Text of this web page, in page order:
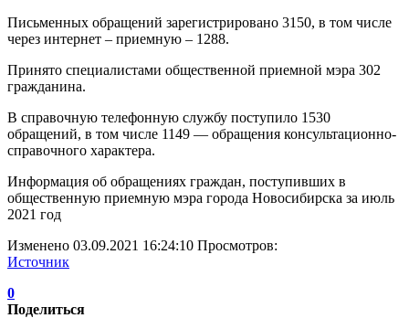
Письменных обращений зарегистрировано 3150, в том числе
через интернет – приемную – 1288.
Принято специалистами общественной приемной мэра 302
гражданина.
В справочную телефонную службу поступило 1530
обращений, в том числе 1149 — обращения консультационно-
справочного характера.
Информация об обращениях граждан, поступивших в
общественную приемную мэра города Новосибирска за июль
2021 год
Изменено 03.09.2021 16:24:10 Просмотров:
Источник
0
Поделиться